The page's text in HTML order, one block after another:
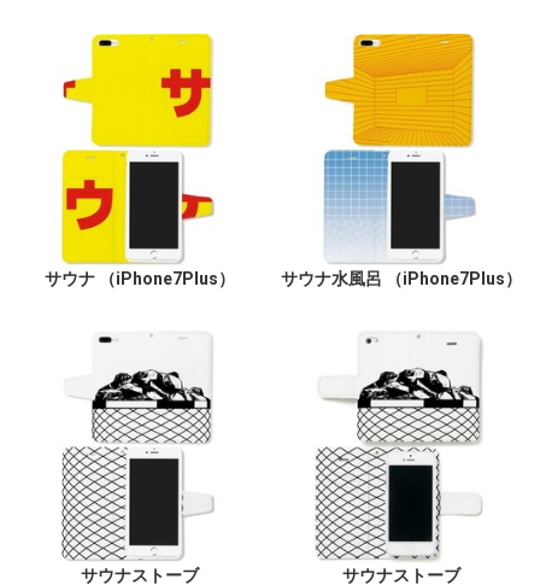
サウナ （iPhone7Plus） サウナ水風呂 （iPhone7Plus）
サウナストーブ
サウナストーブ